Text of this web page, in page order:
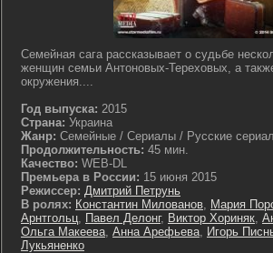
Семейная сага рассказывает о судьбе
женщин семьи Антоновых-Тереховых, а
окружения....
Год выпуска: 2015
Страна: Украина
Жанр: Семейные / Сериалы / Русские
Продолжительность: 45 мин.
Качество: WEB-DL
Премьера в России: 15 июня 2015
Режиссер: Дмитрий Петрунь
В ролях: Константин Милованов, Мария
Арнтгольц, Павел Делонг, Виктор Хориняк,
Ольга Макеева, Анна Арефьева, Игорь
Лукьяненко